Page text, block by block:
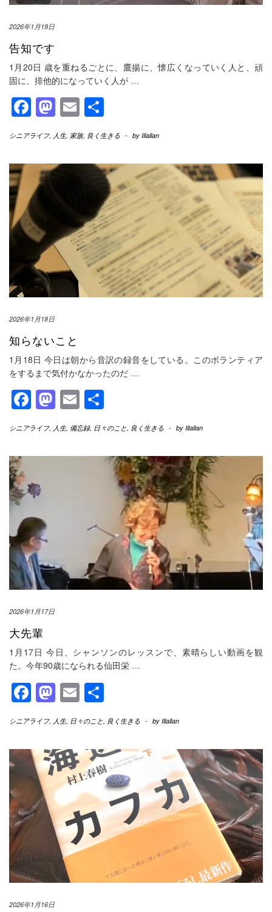
2026年1月19日
告知です
1月20日 歳を重ねるごとに、鷹揚に、懐広くなっていく人と、頑
固に、排他的になっていく人が …
Facebook
Mastodon
Email
有
シニアライフ, 人生, 家族, 良く生きる - by Illallan
2026年1月18日
知らないこと
1月18日 今日は朝から音訳の録音をしている。このボランティア
をするまで気付かなかったのだ …
Facebook
Mastodon
Email
有
シニアライフ, 人生, 備忘録, 日々のこと, 良く生きる - by Illallan
2026年1月17日
大先輩
1月17日 今日、シャンソンのレッスンで、素晴らしい動画を観
た。今年90歳になられる仙田栄 …
Facebook
Mastodon
Email
有
シニアライフ, 人生, 日々のこと, 良く生きる - by Illallan
2026年1月16日